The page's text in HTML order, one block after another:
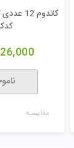
کاندوم
مقایسـه